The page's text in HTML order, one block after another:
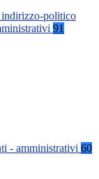
politico
91
- amministrativi 60